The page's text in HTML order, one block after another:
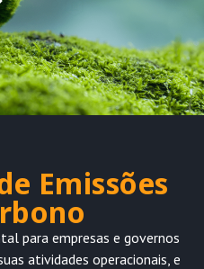
Emissões
para empresas e governos
atividades operacionais, e